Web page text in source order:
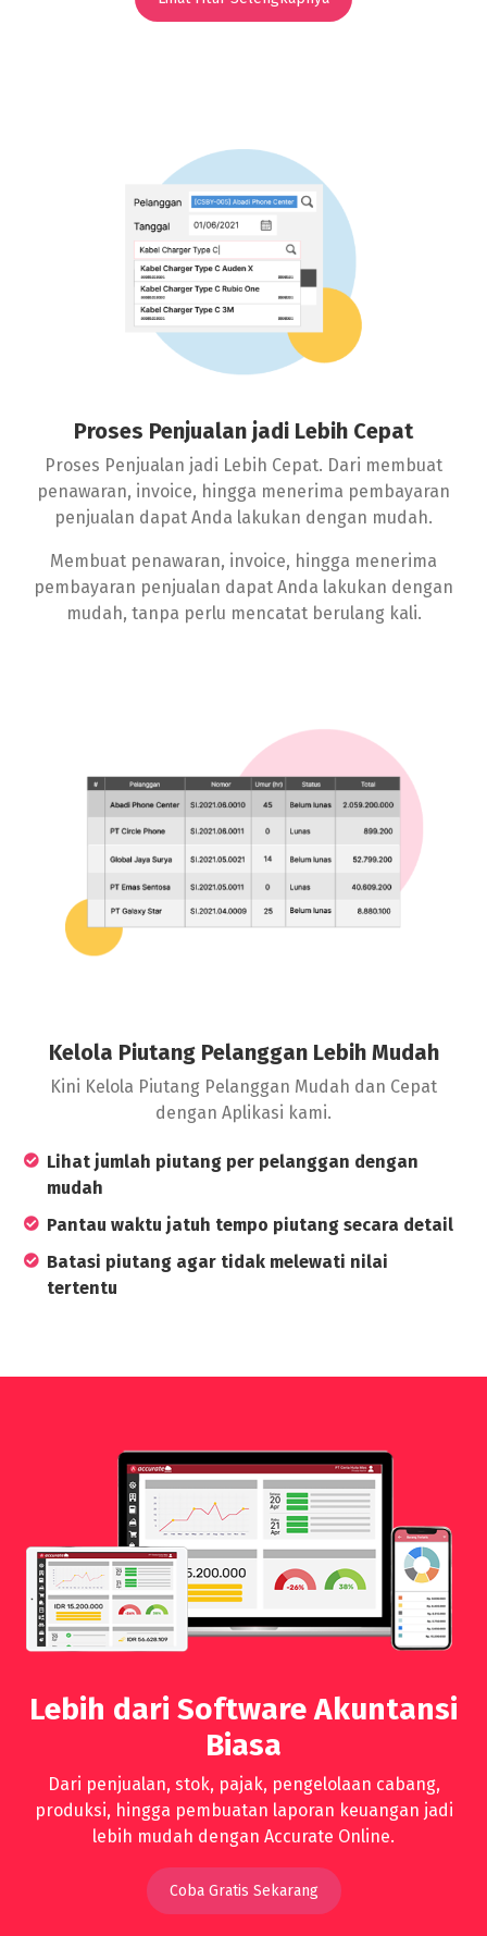
Proses Penjualan jadi Lebih Cepat
Proses Penjualan jadi Lebih Cepat. Dari membuat
penawaran, invoice, hingga menerima pembayaran
penjualan dapat Anda lakukan dengan mudah.
Membuat penawaran, invoice, hingga menerima
pembayaran penjualan dapat Anda lakukan dengan
mudah, tanpa perlu mencatat berulang kali.
Kelola Piutang Pelanggan Lebih Mudah
Kini Kelola Piutang Pelanggan Mudah dan Cepat
dengan Aplikasi kami.
Lihat jumlah piutang per pelanggan dengan
mudah
Pantau waktu jatuh tempo piutang secara detail
Batasi piutang agar tidak melewati nilai
tertentu
Lebih dari Software Akuntansi
Biasa
Dari penjualan, stok, pajak, pengelolaan cabang,
produksi, hingga pembuatan laporan keuangan jadi
lebih mudah dengan Accurate Online.
Coba Gratis Sekarang